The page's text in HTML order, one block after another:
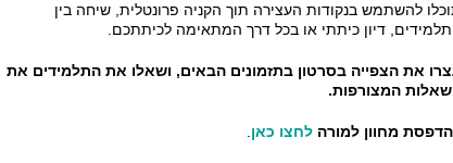
להשתמש בנקודות העצירה תוך הקניה פרונטלית, שיחה בין
דיון כיתתי או בכל דרך המתאימה לכיתתכם.
את הצפייה בסרטון בתזמונים הבאים, ושאלו את התלמידים את
המצורפות.
מחוון למורה לחצו כאן